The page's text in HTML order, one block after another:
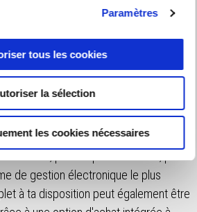
Paramètres
tous les cookies
la sélection
les cookies nécessaires
continue à le faire. Les Aprilia RSV4 et
porte la technologie, la précision et
niveau. Grâce à des composants
qui fonctionnent avec différentes
la traction, du cabrage et du lacet,
style de conduite en temps réel et
pour fournir une réponse sur
contrôle, plus de performances, plus
de gestion électronique le plus
à ta disposition peut également être